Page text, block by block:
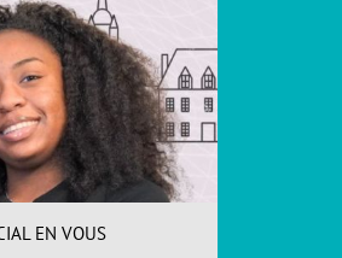
EN VOUS